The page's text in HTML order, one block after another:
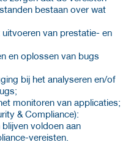
bestaan over wat
van prestatie- en
en oplossen van bugs
bij het analyseren en/of
monitoren van applicaties;
& Compliance):
voldoen aan
vereisten.